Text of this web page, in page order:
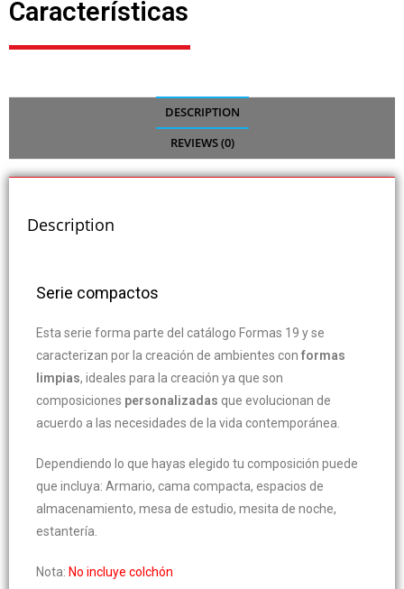
Características
DESCRIPTION
REVIEWS (0)
Description
Serie compactos
Esta serie forma parte del catálogo Formas 19 y se
caracterizan por la creación de ambientes con formas
limpias, ideales para la creación ya que son
composiciones personalizadas que evolucionan de
acuerdo a las necesidades de la vida contemporánea.
Dependiendo lo que hayas elegido tu composición puede
que incluya: Armario, cama compacta, espacios de
almacenamiento, mesa de estudio, mesita de noche,
estantería.
Nota: No incluye colchón